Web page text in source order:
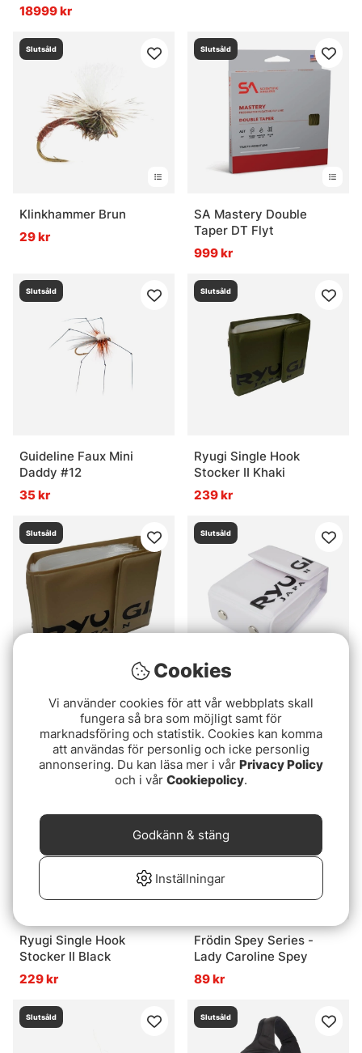
18999 kr
Slutsåld
Klinkhammer Brun
29 kr
Slutsåld
SA Mastery Double
Taper DT Flyt
999 kr
Slutsåld
Guideline Faux Mini
Daddy #12
35 kr
Slutsåld
Ryugi Single Hook
Stocker II Khaki
239 kr
Slutsåld
Ryugi Single Hook
Stocker II Beige
239 kr
Slutsåld
Ryugi Single Hook
Stocker II White
229 kr
Ryugi Single Hook
Stocker II Black
229 kr
Slutsåld
Frödin Spey Series -
Lady Caroline Spey
89 kr
Slutsåld Slutsåld
Cookies
Vi använder cookies för att vår webbplats skall
fungera så bra som möjligt samt för
marknadsföring och statistik. Cookies kan komma
att användas för personlig och icke personlig
annonsering. Du kan läsa mer i vår Privacy Policy
och i vår Cookiepolicy.
Inställningar
Godkänn & stäng